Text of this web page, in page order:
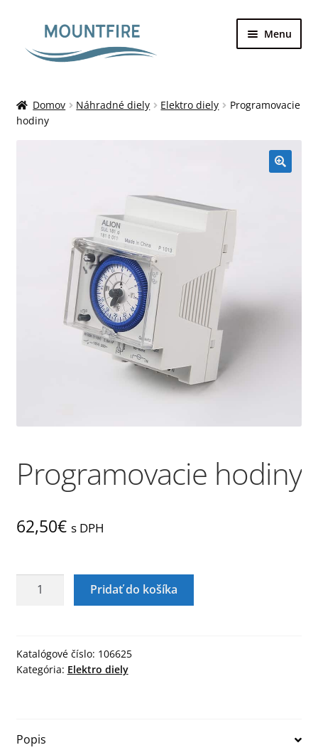
Preskočiť
na
navigáciu
Preskočiť
na
obsah
Menu
Bazény
Nákupný košík
Odstúpenie od zmluvy
Pokladňa
Reklamácia
Zásady ochrany osobných údajov
Domov Náhradné diely Elektro diely
Programovacie
hodiny
Programovacie hodiny
62,50€ s DPH
množstvo
Pridať do košíka
Katalógové číslo: 106625
Kategória: Elektro diely
Popis